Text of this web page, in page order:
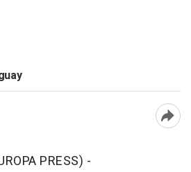
PRESS) -